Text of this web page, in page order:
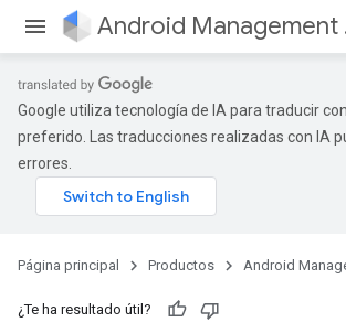
Google utiliza tecnología de IA para traducir
preferido. Las traducciones realizadas con IA
errores.
Página principal Productos Android
¿Te ha resultado útil?